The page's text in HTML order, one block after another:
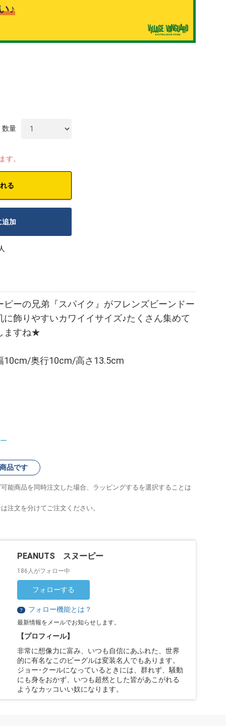
♪
数量
す。
る
追加
ーの兄弟『スパイク』がフレンズビーンドー
飾りやすいカワイイサイズ♪たくさん集めて
ますね★
10cm/奥行10cm/高さ13.5cm
品です
能商品を同時注文した場合、ラッピングするを選択することは
注文を分けてご注文ください。
PEANUTS スヌーピー
186人がフォロー中
フォローする
？ フォロー機能とは？
最新情報をメールでお知らせします。
【プロフィール】
非常に想像力に富み、いつも自信にあふれた、世界
的に有名なこのビーグルは変装名人でもあります。
ジョー･クールになっているときには、群れず、騒動
にも身をおかず、いつも超然とした皆があこがれる
ようなカッコいい奴になります。